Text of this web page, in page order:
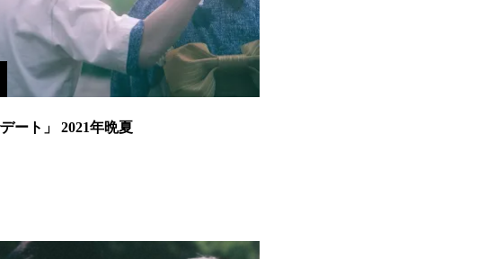
ート」 2021年晩夏